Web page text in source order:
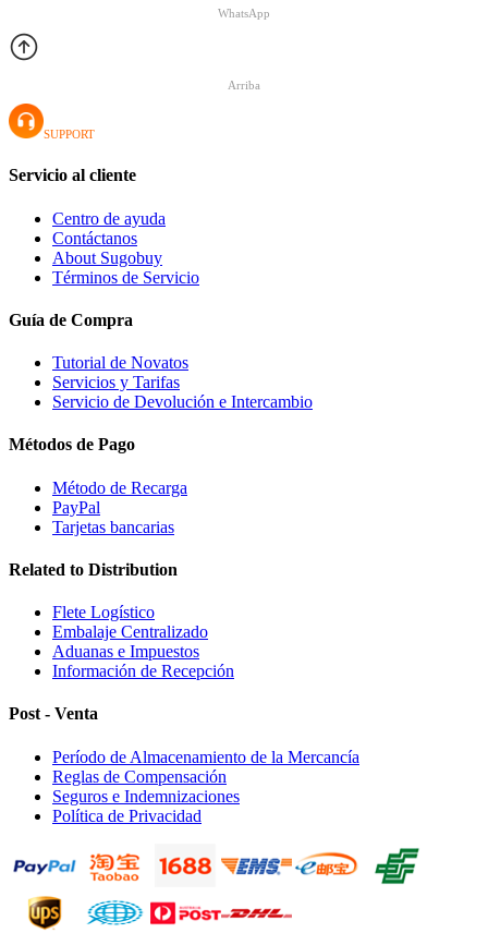
WhatsApp
Arriba
SUPPORT
Servicio al cliente
Centro de ayuda
Contáctanos
About Sugobuy
Términos de Servicio
Guía de Compra
Tutorial de Novatos
Servicios y Tarifas
Servicio de Devolución e Intercambio
Métodos de Pago
Método de Recarga
PayPal
Tarjetas bancarias
Related to Distribution
Flete Logístico
Embalaje Centralizado
Aduanas e Impuestos
Información de Recepción
Post - Venta
Período de Almacenamiento de la Mercancía
Reglas de Compensación
Seguros e Indemnizaciones
Política de Privacidad